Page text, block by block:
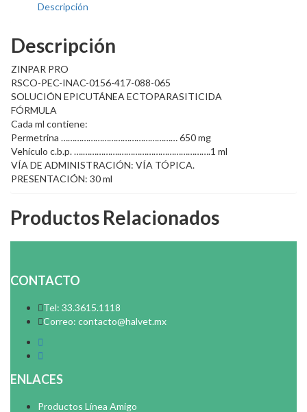
Descripción
Descripción
ZINPAR PRO
RSCO-PEC-INAC-0156-417-088-065
SOLUCIÓN EPICUTÁNEA ECTOPARASITICIDA
FÓRMULA
Cada ml contiene:
Permetrina …………………………………………… 650 mg
Vehículo c.b.p. ….…………….………………………………….1 ml
VÍA DE ADMINISTRACIÓN: VÍA TÓPICA.
PRESENTACIÓN: 30 ml
Productos Relacionados
CONTACTO
Tel: 33.3615.1118
Correo: contacto@halvet.mx
ENLACES
Productos Línea Amigo